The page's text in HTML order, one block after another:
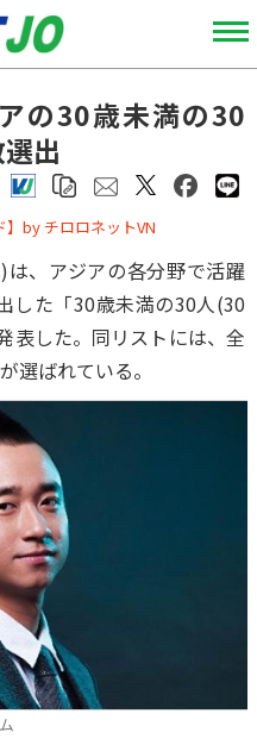
の30歳未満の30
出
】by チロロネットVN
、アジアの各分野で活躍
した「30歳未満の30人(30
表した。同リストには、全
選ばれている。